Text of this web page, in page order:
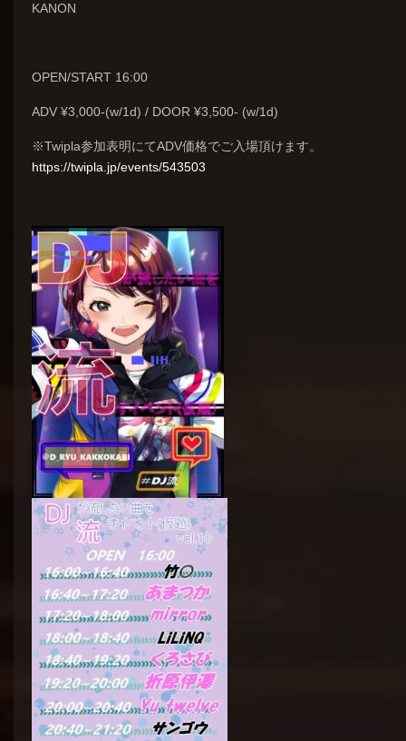
KANON
OPEN/START 16:00
ADV ¥3,000-(w/1d) / DOOR ¥3,500- (w/1d)
※Twipla参加表明にてADV価格でご入場頂けます。
https://twipla.jp/events/543503